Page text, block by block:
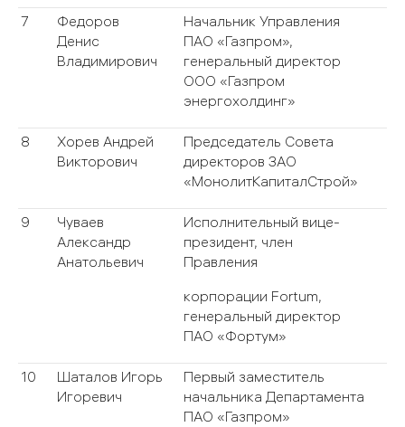
7
Федоров
Денис
Владимирович
Начальник Управления
ПАО «Газпром»,
генеральный директор
ООО «Газпром
энергохолдинг»
8
Хорев Андрей
Викторович
Председатель Совета
директоров ЗАО
«МонолитКапиталСтрой»
9
Чуваев
Александр
Анатольевич
Исполнительный вице-
президент, член
Правления
корпорации Fortum,
генеральный директор
ПАО «Фортум»
10
Шаталов Игорь
Игоревич
Первый заместитель
начальника Департамента
ПАО «Газпром»